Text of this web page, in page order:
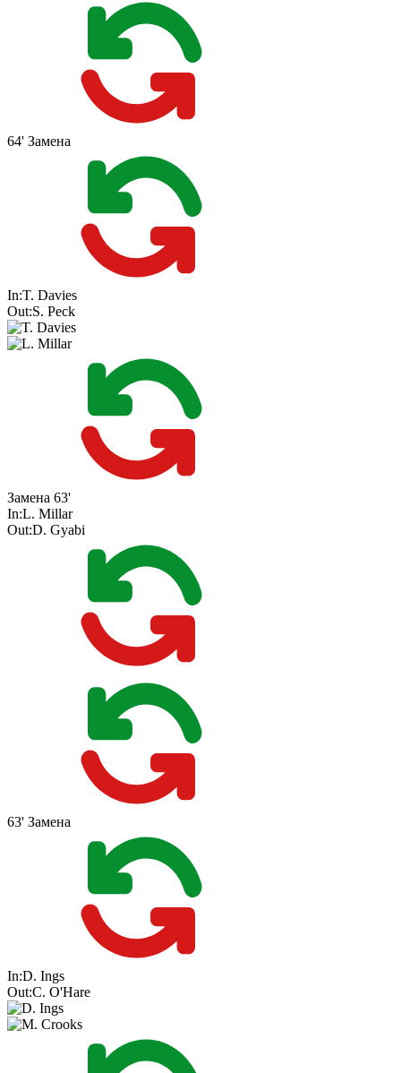
64' Замена
In:T. Davies
Out:S. Peck
Замена 63'
In:L. Millar
Out:D. Gyabi
63' Замена
In:D. Ings
Out:C. O'Hare